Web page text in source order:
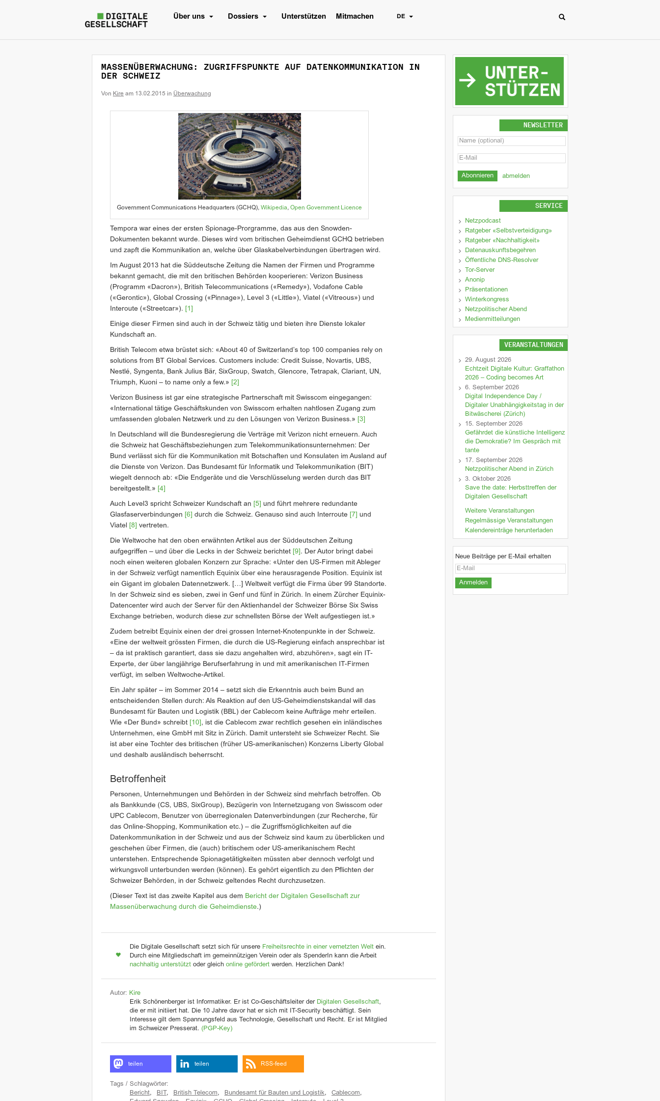
Über uns Dossiers Unterstützen Mitmachen DE
MASSENÜBERWACHUNG: ZUGRIFFSPUNKTE AUF DATENKOMMUNIKATION IN
DER SCHWEIZ
Von Kire am 13.02.2015 in Überwachung
Government Communications Headquarters (GCHQ), Wikipedia, Open Government Licence
Tempora war eines der ersten Spionage-Prorgramme, das aus den Snowden-
Dokumenten bekannt wurde. Dieses wird vom britischen Geheimdienst GCHQ betrieben
und zapft die Kommunikation an, welche über Glaskabelverbindungen übertragen wird.
Im August 2013 hat die Süddeutsche Zeitung die Namen der Firmen und Programme
bekannt gemacht, die mit den britischen Behörden kooperieren: Verizon Business
(Programm «Dacron»), British Telecommunications («Remedy»), Vodafone Cable
(«Gerontic»), Global Crossing («Pinnage»), Level 3 («Little»), Viatel («Vitreous») und
Interoute («Streetcar»).
[1]
Einige dieser Firmen sind auch in der Schweiz tätig und bieten ihre Dienste lokaler
Kundschaft an.
British Telecom etwa brüstet sich: «About 40 of Switzerland’s top 100 companies rely on
solutions from BT Global Services. Customers include: Credit Suisse, Novartis, UBS,
Nestlé, Syngenta, Bank Julius Bär, SixGroup, Swatch, Glencore, Tetrapak, Clariant, UN,
Triumph, Kuoni – to name only a few.»
[2]
Verizon Business ist gar eine strategische Partnerschaft mit Swisscom eingegangen:
«International tätige Geschäftskunden von Swisscom erhalten nahtlosen Zugang zum
umfassenden globalen Netzwerk und zu den Lösungen von Verizon Business.»
[3]
In Deutschland will die Bundesregierung die Verträge mit Verizon nicht erneuern. Auch
die Schweiz hat Geschäftsbeziehungen zum Telekommunikationsunternehmen: Der
Bund verlässt sich für die Kommunikation mit Botschaften und Konsulaten im Ausland auf
die Dienste von Verizon. Das Bundesamt für Informatik und Telekommunikation (BIT)
wiegelt dennoch ab: «Die Endgeräte und die Verschlüsselung werden durch das BIT
bereitgestellt.»
[4]
Auch Level3 spricht Schweizer Kundschaft an [5]
und führt mehrere redundante
Glasfaserverbindungen
[6] durch die Schweiz. Genauso sind auch Interroute [7]
und
Viatel
[8] vertreten.
Die Weltwoche hat den oben erwähnten Artikel aus der Süddeutschen Zeitung
aufgegriffen – und über die Lecks in der Schweiz berichtet
[9] . Der Autor bringt dabei
noch einen weiteren globalen Konzern zur Sprache: «Unter den US-Firmen mit Ableger
in der Schweiz verfügt namentlich Equinix über eine herausragende Position. Equinix ist
ein Gigant im globalen Datennetzwerk. […] Weltweit verfügt die Firma über 99 Standorte.
In der Schweiz sind es sieben, zwei in Genf und fünf in Zürich. In einem Zürcher Equinix-
Datencenter wird auch der Server für den Aktienhandel der Schweizer Börse Six Swiss
Exchange betrieben, wodurch diese zur schnellsten Börse der Welt aufgestiegen ist.»
Zudem betreibt Equinix einen der drei grossen Internet-Knotenpunkte in der Schweiz.
«Eine der weltweit grössten Firmen, die durch die US-Regierung einfach ansprechbar ist
– da ist praktisch garantiert, dass sie dazu angehalten wird, abzuhören», sagt ein IT-
Experte, der über langjährige Berufserfahrung in und mit amerikanischen IT-Firmen
verfügt, im selben Weltwoche-Artikel.
Ein Jahr später – im Sommer 2014 – setzt sich die Erkenntnis auch beim Bund an
entscheidenden Stellen durch: Als Reaktion auf den US-Geheimdienstskandal will das
Bundesamt für Bauten und Logistik (BBL) der Cablecom keine Aufträge mehr erteilen.
Wie «Der Bund» schreibt
[10] , ist die Cablecom zwar rechtlich gesehen ein inländisches
Unternehmen, eine GmbH mit Sitz in Zürich. Damit untersteht sie Schweizer Recht. Sie
ist aber eine Tochter des britischen (früher US-amerikanischen) Konzerns Liberty Global
und deshalb ausländisch beherrscht.
Betroffenheit
Personen, Unternehmungen und Behörden in der Schweiz sind mehrfach betroffen. Ob
als Bankkunde (CS, UBS, SixGroup), Bezügerin von Internetzugang von Swisscom oder
UPC Cablecom, Benutzer von überregionalen Datenverbindungen (zur Recherche, für
das Online-Shopping, Kommunikation etc.) – die Zugriffsmöglichkeiten auf die
Datenkommunikation in der Schweiz und aus der Schweiz sind kaum zu überblicken und
geschehen über Firmen, die (auch) britischem oder US-amerikanischem Recht
unterstehen. Entsprechende Spionagetätigkeiten müssten aber dennoch verfolgt und
wirkungsvoll unterbunden werden (können). Es gehört eigentlich zu den Pflichten der
Schweizer Behörden, in der Schweiz geltendes Recht durchzusetzen.
(Dieser Text ist das zweite Kapitel aus dem Bericht der Digitalen Gesellschaft zur
Massenüberwachung durch die Geheimdienste.)
Die Digitale Gesellschaft setzt sich für unsere Freiheitsrechte in einer vernetzten Welt ein.
Durch eine Mitgliedschaft im gemeinnützigen Verein oder als SpenderIn kann die Arbeit
nachhaltig unterstützt oder gleich online gefördert werden. Herzlichen Dank!
Autor: Kire
Erik Schönenberger ist Informatiker. Er ist Co-Geschäftsleiter der Digitalen Gesellschaft,
die er mit initiiert hat. Die 10 Jahre davor hat er sich mit IT-Security beschäftigt. Sein
Interesse gilt dem Spannungsfeld aus Technologie, Gesellschaft und Recht. Er ist Mitglied
im Schweizer Presserat. (PGP-Key)
teilen teilen RSS-feed
Tags / Schlagwörter:
Bericht, BIT , British Telecom, Bundesamt für Bauten und Logistik, Cablecom,
NEWSLETTER
abmelden
SERVICE
Netzpodcast
Ratgeber «Selbstverteidigung»
Ratgeber «Nachhaltigkeit»
Datenauskunftsbegehren
Öffentliche DNS-Resolver
Tor-Server
Anonip
Präsentationen
Winterkongress
Netzpolitischer Abend
Medienmitteilungen
VERANSTALTUNGEN
29. August 2026
Echtzeit Digitale Kultur: Graffathon
2026 – Coding becomes Art
6. September 2026
Digital Independence Day /
Digitaler Unabhängigkeitstag in der
Bitwäscherei (Zürich)
15. September 2026
Gefährdet die künstliche Intelligenz
die Demokratie? Im Gespräch mit
tante
17. September 2026
Netzpolitischer Abend in Zürich
3. Oktober 2026
Save the date: Herbsttreffen der
Digitalen Gesellschaft
Weitere Veranstaltungen
Regelmässige Veranstaltungen
Kalendereinträge herunterladen
Neue Beiträge per E-Mail erhalten